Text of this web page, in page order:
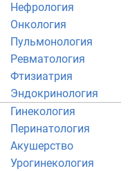
Нефрология
Онкология
Пульмонология
Ревматология
Фтизиатрия
Эндокринология
Гинекология
Перинатология
Акушерство
Урогинекология